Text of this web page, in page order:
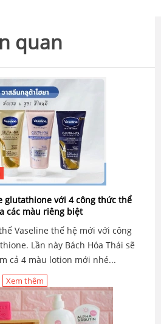
quan
glutathione với 4 công thức thể
các màu riêng biệt
Vaseline thế hệ mới với công
Lần này Bách Hóa Thái sẽ
cả 4 màu lotion mới nhé...
Xem thêm